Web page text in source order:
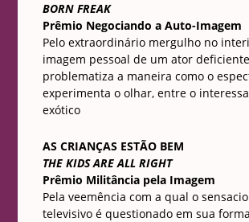
BORN FREAK
Prêmio Negociando a Auto-Imagem
Pelo extraordinário mergulho no
imagem pessoal de um ator
problematiza a maneira como o
experimenta o olhar, entre o
exótico
AS CRIANÇAS ESTÃO BEM
THE KIDS ARE ALL RIGHT
Prêmio Militância pela Imagem
Pela veemência com a qual o
televisivo é questionado em sua